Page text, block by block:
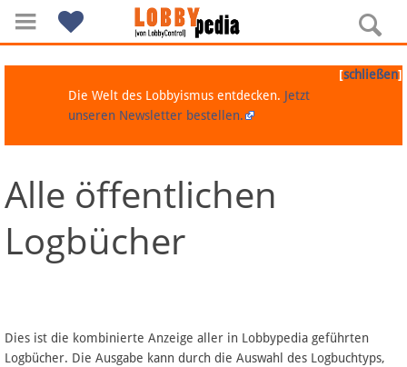
Navigation
Über Lobbypedia
Artikel nach Kategorien
[schließen]
Die Welt des Lobbyismus entdecken. Jetzt
unseren Newsletter bestellen.
Alle öffentlichen
Logbücher
Dies ist die kombinierte Anzeige aller in Lobbypedia geführten
Logbücher. Die Ausgabe kann durch die Auswahl des Logbuchtyps,